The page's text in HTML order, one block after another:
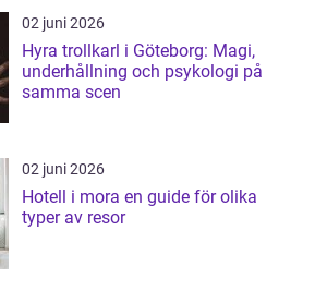
02 juni 2026
Hyra trollkarl i Göteborg: Magi,
underhållning och psykologi på
samma scen
02 juni 2026
Hotell i mora en guide för olika
typer av resor